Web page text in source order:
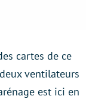
cartes de ce
ventilateurs
est ici en